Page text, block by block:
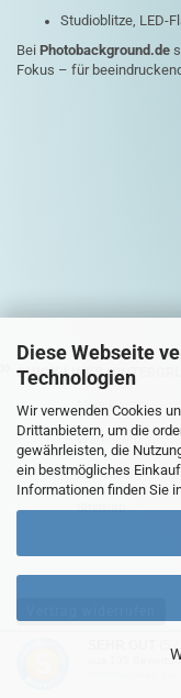
Diese Webseite
Technologien
Wir verwenden Cookies
Drittanbietern, um die
gewährleisten, die
ein bestmögliches
Informationen finden Sie
Studioblitze, LED-
Bei Photobackground.de
Fokus – für
QUICK-LINKS
Mein Konto
Warenkorb
Zur Kasse
Sitemap
(5